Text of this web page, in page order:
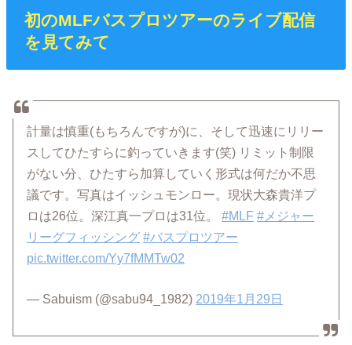
初のMLFバスプロツアーのライブ配信
を見てみて
計量は慎重(もちろんですが)に、そして迅速にリリー
スしてひたすらに釣っていきます(笑) リミット制限
がない分、ひたすら加算していく形式は何だか不思
議です。写真はイッシュモンロー。現状大森貴洋プ
ロは26位。深江真一プロは31位。#MLF #メジャー
リーグフィッシング #バスプロツアー
pic.twitter.com/Yy7fMMTw02
— Sabuism (@sabu94_1982) 2019年1月29日